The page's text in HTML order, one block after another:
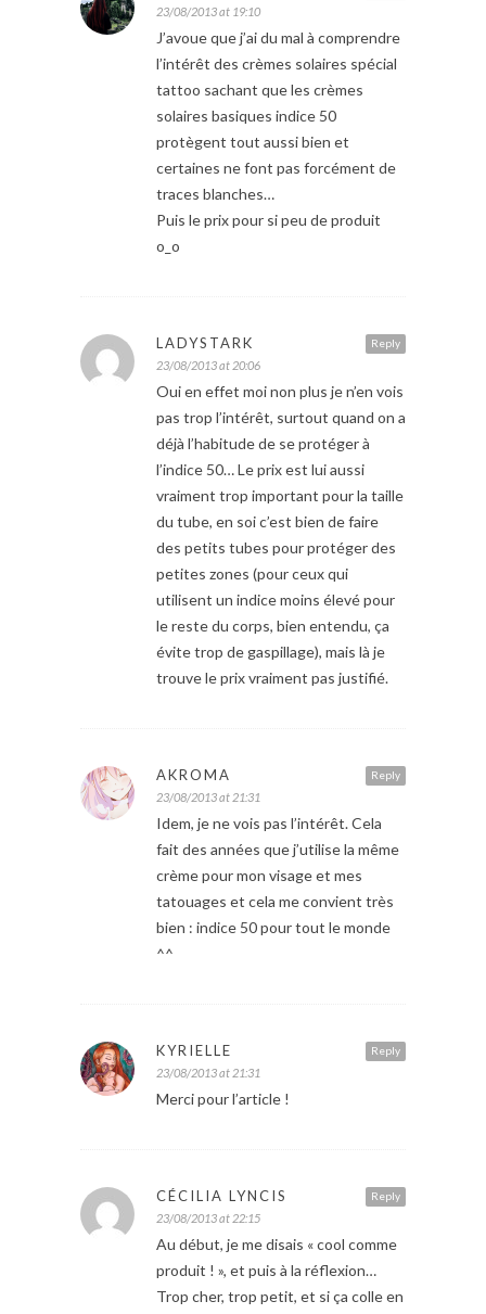
23/08/2013 at 19:10
J’avoue que j’ai du mal à comprendre
l’intérêt des crèmes solaires spécial
tattoo sachant que les crèmes
solaires basiques indice 50
protègent tout aussi bien et
certaines ne font pas forcément de
traces blanches…
Puis le prix pour si peu de produit
o_o
Reply
LADYSTARK
23/08/2013 at 20:06
Oui en effet moi non plus je n’en vois
pas trop l’intérêt, surtout quand on a
déjà l’habitude de se protéger à
l’indice 50… Le prix est lui aussi
vraiment trop important pour la taille
du tube, en soi c’est bien de faire
des petits tubes pour protéger des
petites zones (pour ceux qui
utilisent un indice moins élevé pour
le reste du corps, bien entendu, ça
évite trop de gaspillage), mais là je
trouve le prix vraiment pas justifié.
Reply
AKROMA
23/08/2013 at 21:31
Idem, je ne vois pas l’intérêt. Cela
fait des années que j’utilise la même
crème pour mon visage et mes
tatouages et cela me convient très
bien : indice 50 pour tout le monde
^^
Reply
KYRIELLE
23/08/2013 at 21:31
Merci pour l’article !
Reply
CÉCILIA LYNCIS
23/08/2013 at 22:15
Au début, je me disais « cool comme
produit ! », et puis à la réflexion…
Trop cher, trop petit, et si ça colle en